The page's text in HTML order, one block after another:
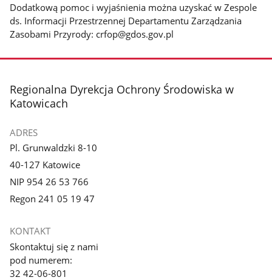
Dodatkową pomoc i wyjaśnienia można uzyskać w Zespole
ds. Informacji Przestrzennej Departamentu Zarządzania
Zasobami Przyrody: crfop@gdos.gov.pl
stopka
Regionalna Dyrekcja Ochrony Środowiska w
Katowicach
ADRES
Pl. Grunwaldzki 8-10
40-127 Katowice
NIP 954 26 53 766
Regon 241 05 19 47
KONTAKT
Skontaktuj się z nami
pod numerem:
32 42-06-801